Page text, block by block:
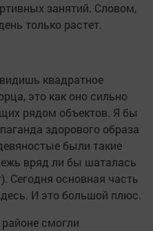
занятий. Словом,
только растет.
квадратное
это как оно сильно
рядом объектов. Я бы
здорового образа
были такие
вряд ли бы шаталась
Сегодня основная часть
И это большой плюс.
смогли